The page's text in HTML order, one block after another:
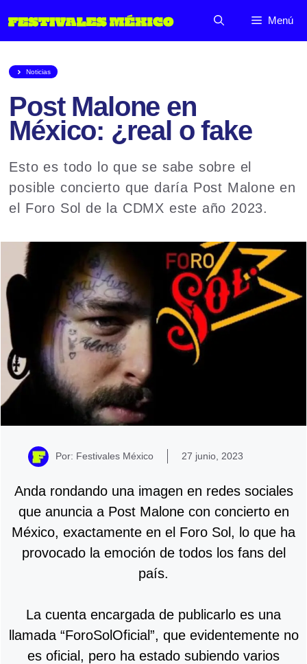
al
Menú
Noticias
Post Malone en
México: ¿real o fake
Esto es todo lo que se sabe sobre el
posible concierto que daría Post Malone en
el Foro Sol de la CDMX este año 2023.
Por: Festivales México 27 junio, 2023
Anda rondando una imagen en redes sociales
que anuncia a Post Malone con concierto en
México, exactamente en el Foro Sol, lo que ha
provocado la emoción de todos los fans del
país.
La cuenta encargada de publicarlo es una
llamada “ForoSolOficial”, que evidentemente no
es oficial, pero ha estado subiendo varios